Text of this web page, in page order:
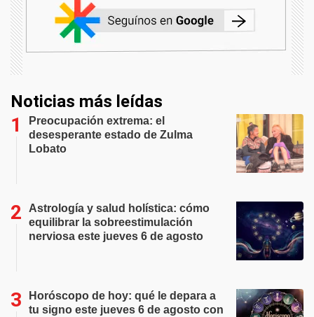
Noticias más leídas
Preocupación extrema: el
desesperante estado de Zulma
Lobato
Astrología y salud holística: cómo
equilibrar la sobreestimulación
nerviosa este jueves 6 de agosto
Horóscopo de hoy: qué le depara a
tu signo este jueves 6 de agosto con